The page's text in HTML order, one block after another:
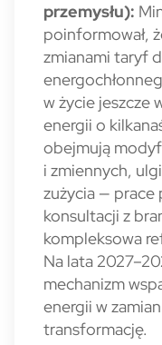
przemysłu):
poinformował,
zmianami taryf
w życie jeszcze
energii o
obejmują
i zmiennych,
zużycia — prace
konsultacji z
kompleksowa
Na lata
mechanizm
energii w
transformację.